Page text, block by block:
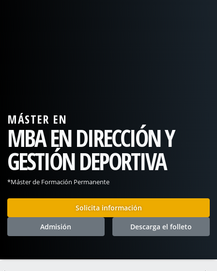
MÁSTER EN
MBA EN DIRECCIÓN Y
GESTIÓN DEPORTIVA
*Máster de Formación Permanente
Solicita información
Admisión Descarga el folleto